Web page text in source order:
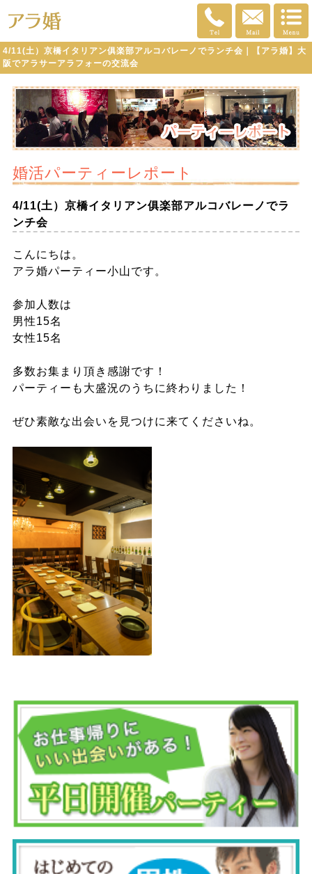
4/11(土）京橋イタリアン俱楽部アルコバレーノでランチ会｜【アラ婚】大
阪でアラサーアラフォーの交流会
婚活パーティーレポート
4/11(土）京橋イタリアン俱楽部アルコバレーノでラ
ンチ会
こんにちは。
アラ婚パーティー小山です。
参加人数は
男性15名
女性15名
多数お集まり頂き感謝です！
パーティーも大盛況のうちに終わりました！
ぜひ素敵な出会いを見つけに来てくださいね。